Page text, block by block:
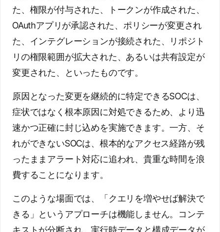
た、権限が付与された、トークンが作成された、
OAuthアプリが承認された、ポリシーが変更され
た、インテグレーションが接続された、リポジト
リの権限範囲が拡大された、あるいは共有設定が
変更された、といったものです。
原因となった変更を継続的に特定できるSOCは、
症状ではなく根本原因に対処できるため、より迅
速かつ正確に封じ込めを実施できます。一方、そ
れができないSOCは、根本的なアクセス経路が残
ったままアラート対応に追われ、貴重な時間を浪
費することになります。
このような場面では、「クエリを増やせば解決で
きる」というアプローチは機能しません。コンテ
キストが分断され、実行時データと構成データが